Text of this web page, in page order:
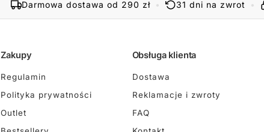
Darmowa dostawa od 290 zł • 31 dni na zwrot •
Zakupy
Regulamin
Polityka prywatności
Outlet
Obsługa klienta
Dostawa
Reklamacje i zwroty
FAQ